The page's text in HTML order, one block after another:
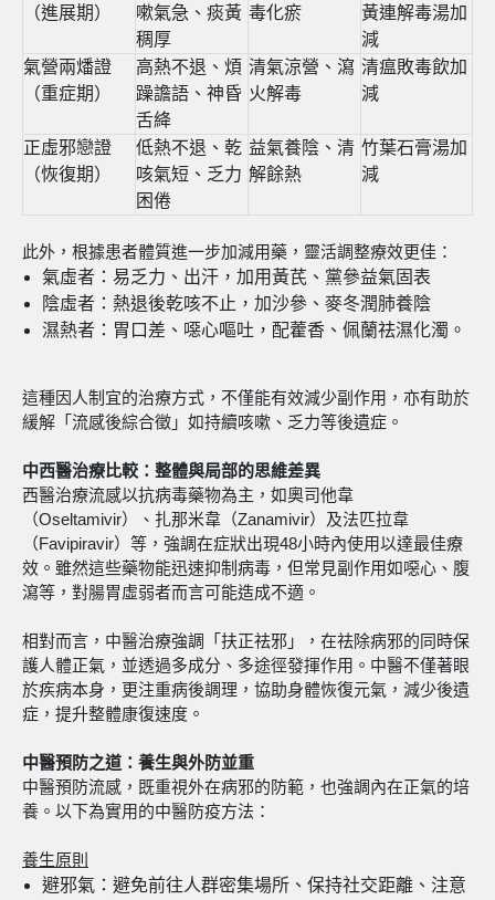
（進展期）
嗽氣急、痰黃
稠厚
毒化瘀
黃連解毒湯加
減
氣營兩燔證
（重症期）
高熱不退、煩
躁譫語、神昏
舌絳
清氣涼營、瀉
火解毒
清瘟敗毒飲加
減
正虛邪戀證
（恢復期）
低熱不退、乾
咳氣短、乏力
困倦
益氣養陰、清
解餘熱
竹葉石膏湯加
減
此外，根據患者體質進一步加減用藥，靈活調整療效更佳：
氣虛者：易乏力、出汗，加用黃芪、黨參益氣固表
陰虛者：熱退後乾咳不止，加沙參、麥冬潤肺養陰
濕熱者：胃口差、噁心嘔吐，配藿香、佩蘭祛濕化濁。
這種因人制宜的治療方式，不僅能有效減少副作用，亦有助於
緩解「流感後綜合徵」如持續咳嗽、乏力等後遺症。
中西醫治療比較：整體與局部的思維差異
西醫治療流感以抗病毒藥物為主，如奧司他韋
（Oseltamivir）、扎那米韋（Zanamivir）及法匹拉韋
（Favipiravir）等，強調在症狀出現48小時內使用以達最佳療
效。雖然這些藥物能迅速抑制病毒，但常見副作用如噁心、腹
瀉等，對腸胃虛弱者而言可能造成不適。
相對而言，中醫治療強調「扶正祛邪」，在祛除病邪的同時保
護人體正氣，並透過多成分、多途徑發揮作用。中醫不僅著眼
於疾病本身，更注重病後調理，協助身體恢復元氣，減少後遺
症，提升整體康復速度。
中醫預防之道：養生與外防並重
中醫預防流感，既重視外在病邪的防範，也強調內在正氣的培
養。以下為實用的中醫防疫方法：
養生原則
避邪氣：避免前往人群密集場所、保持社交距離、注意